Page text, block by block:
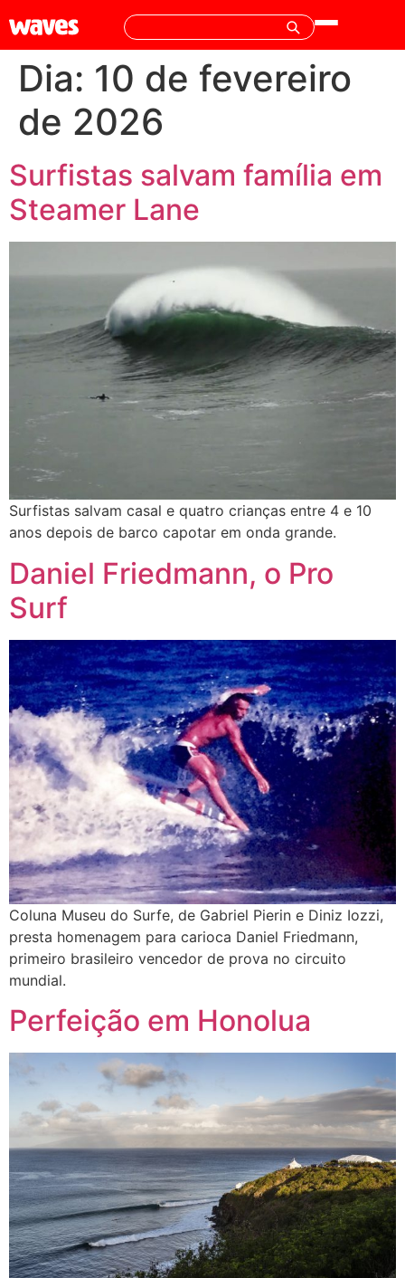
Dia: 10 de fevereiro
de 2026
Surfistas salvam família em
Steamer Lane
Surfistas salvam casal e quatro crianças entre 4 e 10
anos depois de barco capotar em onda grande.
Daniel Friedmann, o Pro
Surf
Coluna Museu do Surfe, de Gabriel Pierin e Diniz Iozzi,
presta homenagem para carioca Daniel Friedmann,
primeiro brasileiro vencedor de prova no circuito
mundial.
Perfeição em Honolua